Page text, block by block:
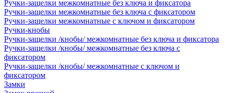
Ручки-защелки межкомнатные без ключа и фиксатора
Ручки-защелки межкомнатные без ключа с фиксатором
Ручки-защелки межкомнатные с ключом и фиксатором
Ручки-кнобы
Ручки-защелки /кнобы/ межкомнатные без ключа и фиксатора
Ручки-защелки /кнобы/ межкомнатные без ключа с
фиксатором
Ручки-защелки /кнобы/ межкомнатные с ключом и
фиксатором
Замки